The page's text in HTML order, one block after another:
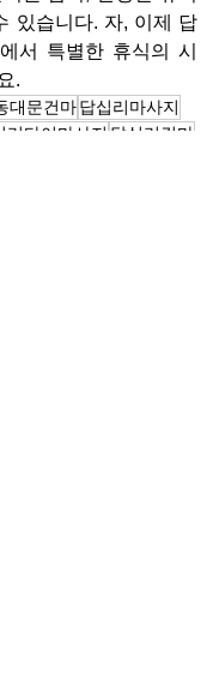
있습니다. 자, 이제 답
서 특별한 휴식의 시
.
대문건마답십리마사지
리타이마사지 답십리건마